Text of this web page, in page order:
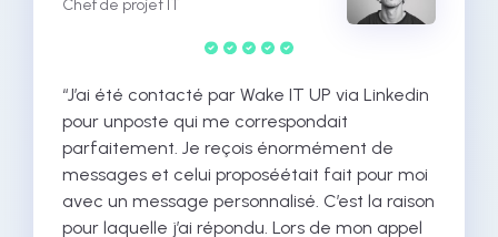
Chef de projet IT
“J’ai été contacté par Wake IT UP via Linkedin
pour unposte qui me correspondait
parfaitement. Je reçois énormément de
messages et celui proposéétait fait pour moi
avec un message personnalisé. C’est la raison
pour laquelle j’ai répondu. Lors de mon appel